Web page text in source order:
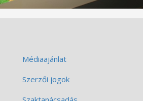
Médiaajánlat
Szerzői jogok